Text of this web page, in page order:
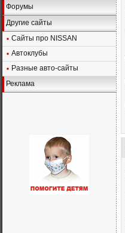
Форумы
Другие сайты
Сайты про NISSAN
Автоклубы
Разные авто-сайты
Реклама